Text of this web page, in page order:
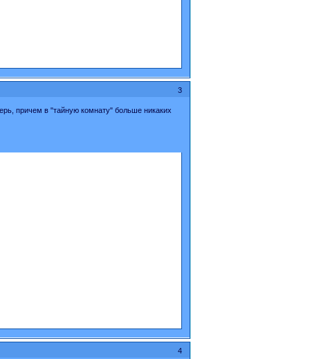
3
причем в "тайную комнату" больше никаких
4